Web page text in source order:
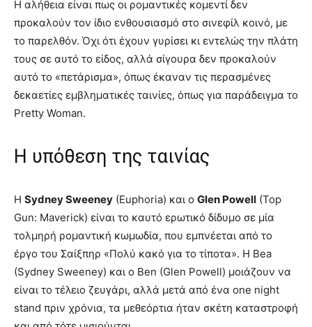
Η αλήθεια είναι πως οι ρομαντικές κομεντί δεν
προκαλούν τον ίδιο ενθουσιασμό στο σινεφίλ κοινό, με
το παρελθόν. Όχι ότι έχουν γυρίσει κι εντελώς την πλάτη
τους σε αυτό το είδος, αλλά σίγoυρα δεν προκαλούν
αυτό το «πετάρισμα», όπως έκαναν τις περασμένες
δεκαετίες εμβληματικές ταινίες, όπως για παράδειγμα το
Pretty Woman.
Η υπόθεση της ταινίας
Η Sydney Sweeney (Euphoria) και ο Glen Powell (Top
Gun: Maverick) είναι το καυτό ερωτικό δίδυµο σε µία
τολµηρή ροµαντική κωµωδία, που εµπνέεται από τo
έργο του Σαίξπηρ «Πολύ κακό για το τίποτα». Η Bea
(Sydney Sweeney) και ο Ben (Glen Powell) µοιάζουν να
είναι το τέλειο ζευγάρι, αλλά µετά από ένα one night
stand πριν χρόνια, τα µεθεόρτια ήταν σκέτη καταστροφή